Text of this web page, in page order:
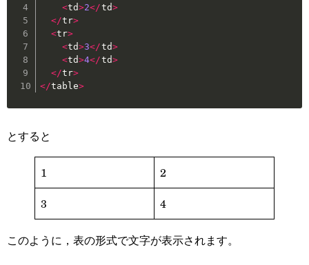
<td>2</td>
</tr>
<tr>
<td>3</td>
<td>4</td>
</tr>
</table>
とすると
1
2
3
4
このように，表の形式で文字が表示されます。